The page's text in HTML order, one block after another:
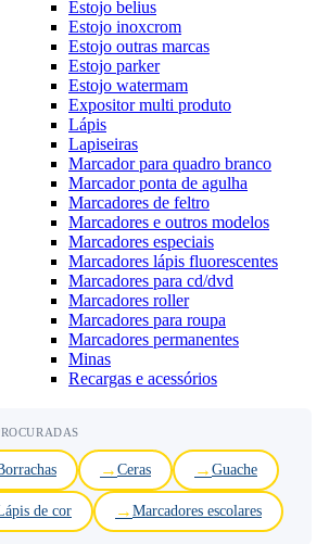
Estojo belius
Estojo inoxcrom
Estojo outras marcas
Estojo parker
Estojo watermam
Expositor multi produto
Lápis
Lapiseiras
Marcador para quadro branco
Marcador ponta de agulha
Marcadores de feltro
Marcadores e outros modelos
Marcadores especiais
Marcadores lápis fluorescentes
Marcadores para cd/dvd
Marcadores roller
Marcadores para roupa
Marcadores permanentes
Minas
Recargas e acessórios
Ceras Guache
de cor Marcadores escolares